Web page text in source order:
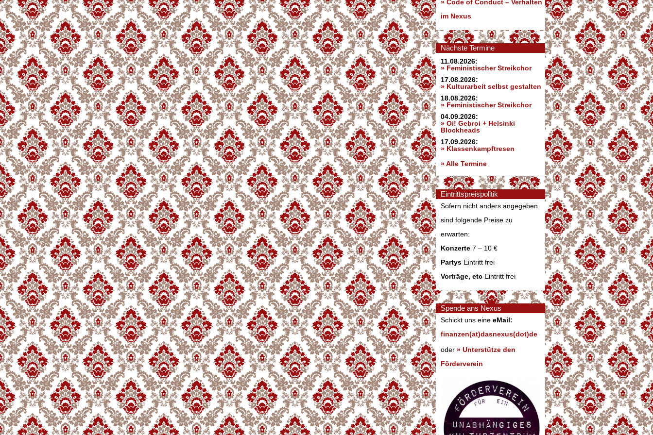
» Code of Conduct – Verhalten
im Nexus
Nächste Termine
11.08.2026:
» Feministischer Streikchor
17.08.2026:
» Kulturarbeit selbst gestalten
18.08.2026:
» Feministischer Streikchor
04.09.2026:
» Oi! Gebroi + Helsinki
Blockheads
17.09.2026:
» Klassenkampftresen
» Alle Termine
Eintrittspreispolitik
Sofern nicht anders angegeben
sind folgende Preise zu
erwarten:
Konzerte 7 – 10 €
Partys Eintritt frei
Vorträge, etc Eintritt frei
Spende ans Nexus
Schickt uns eine eMail:
finanzen(at)dasnexus(dot)de
oder » Unterstütze den
Förderverein